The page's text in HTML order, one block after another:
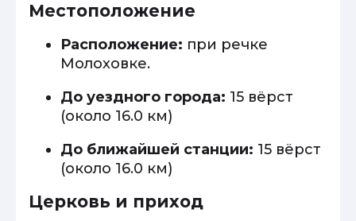
Местоположение
Расположение: при речке
Молоховке.
До уездного города: 15 вёрст
(около 16.0 км)
До ближайшей станции: 15 вёрст
(около 16.0 км)
Церковь и приход